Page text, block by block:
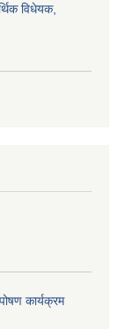
विधेयक,
कार्यक्रम